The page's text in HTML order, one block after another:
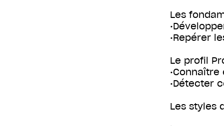
Les
•Repérer
Le profil
•Détecter
Les styles